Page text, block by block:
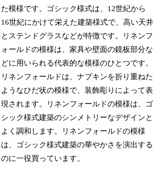
た模様です。ゴシック様式は、12世紀から
16世紀にかけて栄えた建築様式で、高い天井
とステンドグラスなどが特徴です。リネンフ
ォールドの模様は、家具や壁面の鏡板部分な
どに用いられる代表的な模様のひとつです。
リネンフォールドは、ナプキンを折り重ねた
ようなひだ状の模様で、装飾彫りによって表
現されます。リネンフォールドの模様は、ゴ
シック様式建築のシンメトリーなデザインと
よく調和します。リネンフォールドの模様
は、ゴシック様式建築の華やかさを演出する
のに一役買っています。